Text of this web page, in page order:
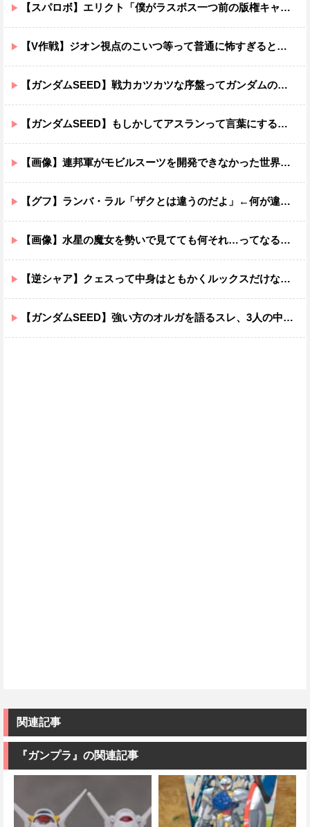
【スパロボ】エリクト「僕がラスボス一つ前の版権キャラ最後の敵ってちょっと荷が重すぎない？」
【V作戦】ジオン視点のこいつ等って普通に怖すぎると思う…
【ガンダムSEED】戦力カツカツな序盤ってガンダムの中だと割と珍しい気がする
【ガンダムSEED】もしかしてアスランって言葉にするのが下手なだけでめっちゃいい人なのでは？
【画像】連邦軍がモビルスーツを開発できなかった世界線のガンダムｗｗｗｗｗｗｗ
【グフ】ランバ・ラル「ザクとは違うのだよ」←何が違うの？
【画像】水星の魔女を勢いで見てても何それ…ってなる部分ｗｗｗｗｗｗｗｗ
【逆シャア】クェスって中身はともかくルックスだけなら最高だな
【ガンダムSEED】強い方のオルガを語るスレ、3人の中でも強化は一番されてない方
関連記事
『ガンプラ』の関連記事